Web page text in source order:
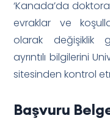
‘Kanada’da
evraklar ve
olarak değişiklik
ayrıntılı bilgilerini
sitesinden kontrol
Başvuru